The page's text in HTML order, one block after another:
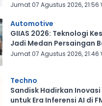
Jumat 07 Agustus 2026, 21:56
Automotive
GIIAS 2026: Teknologi
Jadi Medan Persaingan
Jumat 07 Agustus 2026, 21:46
Techno
Sandisk Hadirkan Inovasi
untuk Era Inferensi AI di